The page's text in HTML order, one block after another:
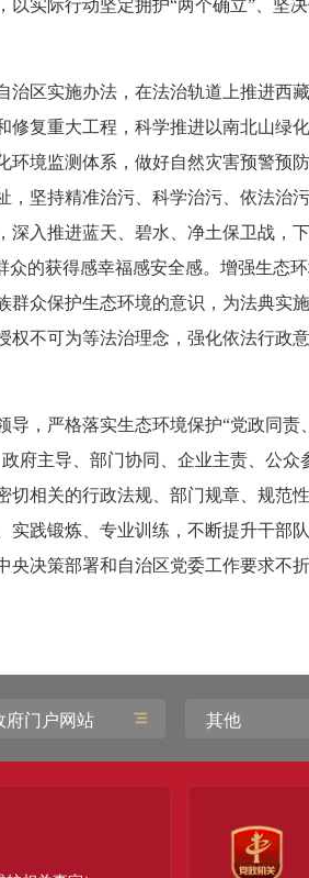
实际行动坚定拥护“两个确立”、坚
治区实施办法，在法治轨道上推进西
修复重大工程，科学推进以南北山绿
境监测体系，做好自然灾害预警预
，坚持精准治污、科学治污、依法治
入推进蓝天、碧水、净土保卫战，
的获得感幸福感安全感。增强生态
众保护生态环境的意识，为法典实
权不可为等法治理念，强化依法行政
，严格落实生态环境保护“党政同责
府主导、部门协同、企业主责、公众
相关的行政法规、部门规章、规范性
实践锻炼、专业训练，不断提升干部
决策部署和自治区党委工作要求不
府门户网站 其他